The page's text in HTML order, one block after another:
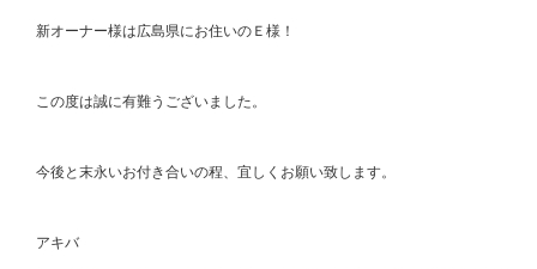
新オーナー様は広島県にお住いのＥ様！
この度は誠に有難うございました。
今後と末永いお付き合いの程、宜しくお願い致します。
アキバ